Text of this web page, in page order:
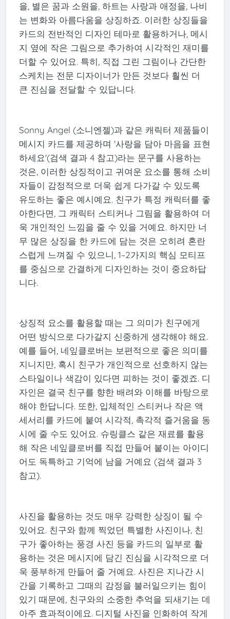
을, 별은 꿈과 소원을, 하트는 사랑과 애정을, 나비
는 변화와 아름다움을 상징하죠. 이러한 상징들을
카드의 전반적인 디자인 테마로 활용하거나, 메시
지 옆에 작은 그림으로 추가하여 시각적인 재미를
더할 수 있어요. 특히, 직접 그린 그림이나 간단한
스케치는 전문 디자이너가 만든 것보다 훨씬 더
큰 진심을 전달할 수 있답니다.
Sonny Angel (소니엔젤)과 같은 캐릭터 제품들이
메시지 카드를 제공하며 '사랑을 담아 마음을 표현
하세요'(검색 결과 4 참고)라는 문구를 사용하는
것은, 이러한 상징적이고 귀여운 요소를 통해 소비
자들이 감정적으로 더욱 쉽게 다가갈 수 있도록
유도하는 좋은 예시예요. 친구가 특정 캐릭터를 좋
아한다면, 그 캐릭터 스티커나 그림을 활용하여 더
욱 개인적인 느낌을 줄 수 있을 거예요. 하지만 너
무 많은 상징을 한 카드에 담는 것은 오히려 혼란
스럽게 느껴질 수 있으니, 1~2가지의 핵심 모티프
를 중심으로 간결하게 디자인하는 것이 중요하답
니다.
상징적 요소를 활용할 때는 그 의미가 친구에게
어떤 방식으로 다가갈지 신중하게 생각해야 해요.
예를 들어, 네잎클로버는 보편적으로 좋은 의미를
지니지만, 혹시 친구가 개인적으로 선호하지 않는
스타일이나 색감이 있다면 피하는 것이 좋겠죠. 디
자인은 결국 친구를 향한 배려와 이해를 바탕으로
해야 한답니다. 또한, 입체적인 스티커나 작은 액
세서리를 카드에 붙여 시각적, 촉각적 즐거움을 동
시에 줄 수도 있어요. 슈링클스 같은 재료를 활용
해 작은 네잎클로버를 직접 만들어 붙이는 아이디
어도 독특하고 기억에 남을 거예요 (검색 결과 3
참고).
사진을 활용하는 것도 매우 강력한 상징이 될 수
있어요. 친구와 함께 찍었던 특별한 사진이나, 친
구가 좋아하는 풍경 사진 등을 카드의 일부로 활
용하는 것은 메시지에 담긴 진심을 시각적으로 더
욱 풍부하게 만들어 줄 거예요. 사진은 지나간 시
간을 기록하고 그때의 감정을 불러일으키는 힘이
있기 때문에, 친구와의 소중한 추억을 되새기는 데
아주 효과적이에요. 디지털 사진을 인화하여 작게